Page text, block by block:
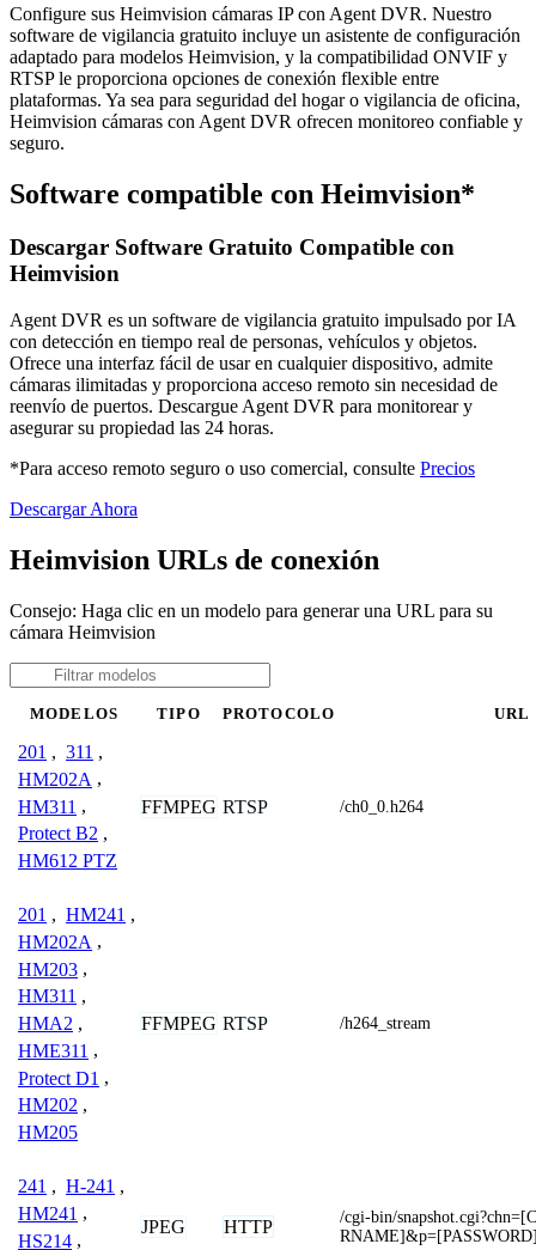
Configure sus Heimvision cámaras IP con Agent DVR. Nuestro
software de vigilancia gratuito incluye un asistente de configuración
adaptado para modelos Heimvision, y la compatibilidad ONVIF y
RTSP le proporciona opciones de conexión flexible entre
plataformas. Ya sea para seguridad del hogar o vigilancia de oficina,
Heimvision cámaras con Agent DVR ofrecen monitoreo confiable y
seguro.
Software compatible con Heimvision*
Descargar Software Gratuito Compatible con
Heimvision
Agent DVR es un software de vigilancia gratuito impulsado por IA
con detección en tiempo real de personas, vehículos y objetos.
Ofrece una interfaz fácil de usar en cualquier dispositivo, admite
cámaras ilimitadas y proporciona acceso remoto sin necesidad de
reenvío de puertos. Descargue Agent DVR para monitorear y
asegurar su propiedad las 24 horas.
*Para acceso remoto seguro o uso comercial, consulte Precios
Descargar Ahora
Heimvision URLs de conexión
Consejo: Haga clic en un modelo para generar una URL para su
cámara Heimvision
MODELOS TIPO PROTOCOLO URL
201 , 311 ,
HM202A ,
HM311 ,
Protect B2 ,
HM612 PTZ
FFMPEG RTSP /ch0_0.h264
201 , HM241 ,
HM202A ,
HM203 ,
HM311 ,
HMA2 ,
HME311 ,
Protect D1 ,
HM202 ,
HM205
FFMPEG RTSP /h264_stream
241 , H-241 ,
HM241 ,
HS214 ,
JPEG HTTP
/cgi-bin/